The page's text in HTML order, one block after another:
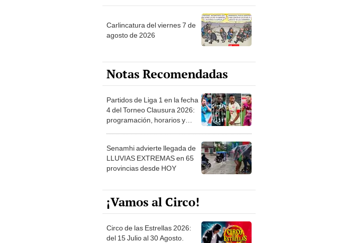
Carlincatura del viernes 7 de
agosto de 2026
Notas Recomendadas
Partidos de Liga 1 en la fecha
4 del Torneo Clausura 2026:
programación, horarios y
Senamhi advierte llegada de
LLUVIAS EXTREMAS en 65
provincias desde HOY
¡Vamos al Circo!
Circo de las Estrellas 2026:
del 15 Julio al 30 Agosto.